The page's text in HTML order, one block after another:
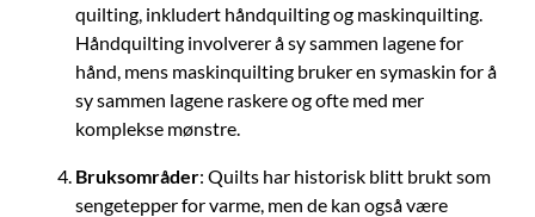
quilting, inkludert håndquilting og maskinquilting.
Håndquilting involverer å sy sammen lagene for
hånd, mens maskinquilting bruker en symaskin for å
sy sammen lagene raskere og ofte med mer
komplekse mønstre.
Bruksområder: Quilts har historisk blitt brukt som
sengetepper for varme, men de kan også være